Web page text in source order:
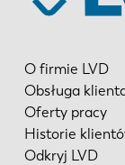
O firmie LVD
Obsługa
Oferty pracy
Historie
Odkryj LVD